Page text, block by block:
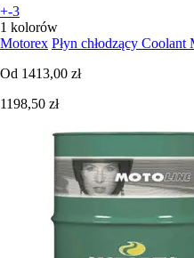
+-3
1 kolorów
Motorex Płyn chłodzący Coolant
Od 1413,00 zł
1198,50 zł